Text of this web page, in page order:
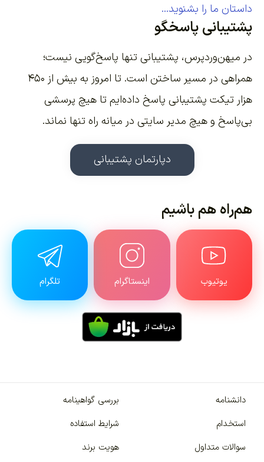
داستان ما را بشنوید...
پشتیبانی پاسخگو
در میهن‌وردپرس، پشتیبانی تنها پاسخ‌گویی نیست؛
همراهی در مسیر ساختن است. تا امروز به بیش از ۴۵۰
هزار تیکت پشتیبانی پاسخ داده‌ایم تا هیچ پرسشی
بی‌پاسخ و هیچ مدیر سایتی در میانه راه تنها نماند.
دپارتمان پشتیبانی
هم‌راه هم باشیم
یوتیوب اینستاگرام تلگرام
دانشنامه
بررسی گواهینامه
استخدام
شرایط استفاده
سوالات متداول
هویت برند